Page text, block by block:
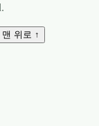
맨 위로 ↑